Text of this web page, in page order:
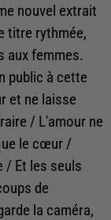
nouvel extrait
titre rythmée,
aux femmes.
public à cette
et ne laisse
/ L'amour ne
le cœur /
/ Et les seuls
de
la caméra,